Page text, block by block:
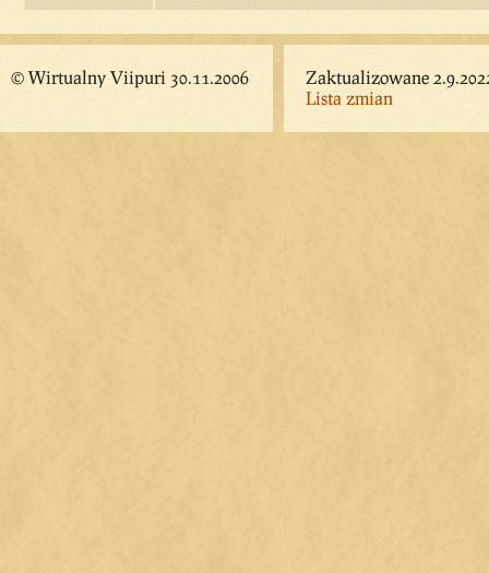
© Wirtualny Viipuri 30.11.2006
Zaktualizowane
Lista zmian